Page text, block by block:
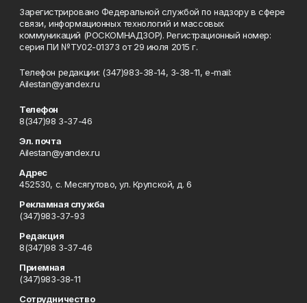
Зарегистрировано Федеральной службой по надзору в сфере
связи, информационных технологий и массовых
коммуникаций (РОСКОМНАДЗОР). Регистрационный номер:
серия ПИ №ТУ02-01373 от 29 июля 2015 г.
Телефон редакции: (347)983-38-14, 3-38-11, e-mail:
Ailestan@yandex.ru
Телефон
8(347)98 3-37-46
Эл. почта
Ailestan@yandex.ru
Адрес
452530, с. Месягутово, ул. Крупской, д. 6
Рекламная служба
(347)983-37-93
Редакция
8(347)98 3-37-46
Приемная
(347)983-38-11
Сотрудничество